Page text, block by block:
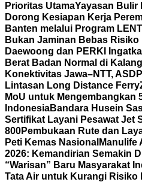
Prioritas UtamaYayasan Bulir
Dorong Kesiapan Kerja
Banten melalui Program
Bukan Jaminan Bebas
Daewoong dan PERKI
Berat Badan Normal di
Konektivitas Jawa–NTT,
Lintasan Long Distance Ferry
MoU untuk Mengembangkan
IndonesiaBandara Husein
Sertifikat Layani Pesawat Jet
800Pembukaan Rute dan
Peti Kemas Nasional Manulife
2026: Kemandirian Semakin
“Warisan” Baru Masyarakat
Tata Air untuk Kurangi Risiko